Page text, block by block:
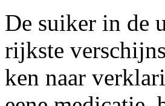
De suiker in de
rijkste
ken naar